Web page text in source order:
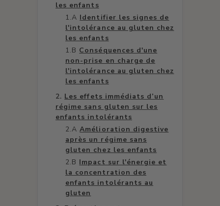
les enfants
Identifier les signes de
l'intolérance au gluten chez
les enfants
Conséquences d'une
non-prise en charge de
l'intolérance au gluten chez
les enfants
Les effets immédiats d’un
régime sans gluten sur les
enfants intolérants
Amélioration digestive
après un régime sans
gluten chez les enfants
Impact sur l'énergie et
la concentration des
enfants intolérants au
gluten